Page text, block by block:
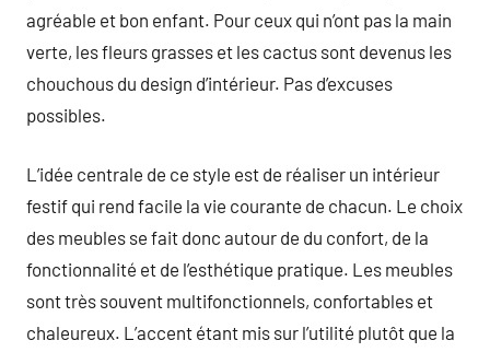
agréable et bon enfant. Pour ceux qui n’ont pas la main
verte, les fleurs grasses et les cactus sont devenus les
chouchous du design d’intérieur. Pas d’excuses
possibles.
L’idée centrale de ce style est de réaliser un intérieur
festif qui rend facile la vie courante de chacun. Le choix
des meubles se fait donc autour de du confort, de la
fonctionnalité et de l’esthétique pratique. Les meubles
sont très souvent multifonctionnels, confortables et
chaleureux. L’accent étant mis sur l’utilité plutôt que la